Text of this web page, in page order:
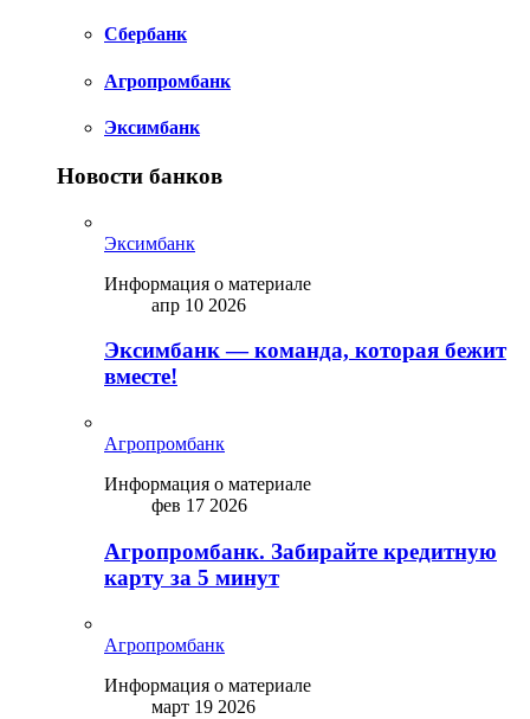
Сбербанк
Агропромбанк
Эксимбанк
Новости банков
Эксимбанк
Информация о материале
апр 10 2026
Эксимбанк — команда, которая бежит
вместе!
Агропромбанк
Информация о материале
фев 17 2026
Агропромбанк. Забирайте кредитную
карту за 5 минут
Агропромбанк
Информация о материале
март 19 2026